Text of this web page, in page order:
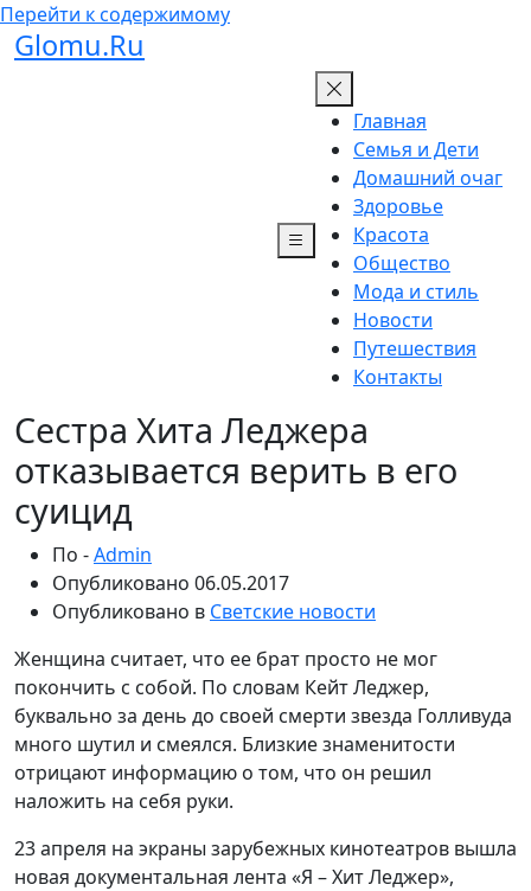
Перейти к содержимому
Glomu.Ru
Главная
Семья и Дети
Домашний очаг
Здоровье
Красота
Общество
Мода и стиль
Новости
Путешествия
Контакты
Сестра Хита Леджера
отказывается верить в его
суицид
По -Admin
Опубликовано 06.05.2017
Опубликовано в Светские новости
Женщина считает, что ее брат просто не мог
покончить с собой. По словам Кейт Леджер,
буквально за день до своей смерти звезда Голливуда
много шутил и смеялся. Близкие знаменитости
отрицают информацию о том, что он решил
наложить на себя руки.
23 апреля на экраны зарубежных кинотеатров вышла
новая документальная лента «Я – Хит Леджер»,